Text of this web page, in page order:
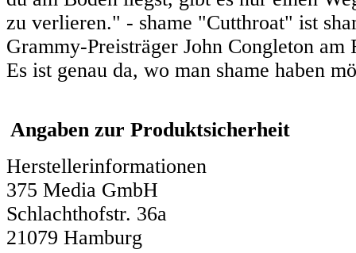
zu verlieren." - shame "Cutthroat" ist
Grammy-Preisträger John Congleton
Es ist genau da, wo man shame haben
Angaben zur Produktsicherheit
Herstellerinformationen
375 Media GmbH
Schlachthofstr. 36a
21079 Hamburg